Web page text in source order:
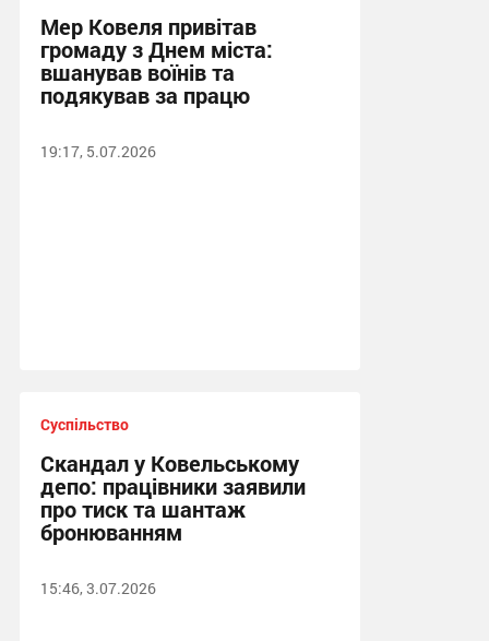
Мер Ковеля привітав
громаду з Днем міста:
вшанував воїнів та
подякував за працю
19:17, 5.07.2026
Суспільство
Скандал у Ковельському
депо: працівники заявили
про тиск та шантаж
бронюванням
15:46, 3.07.2026